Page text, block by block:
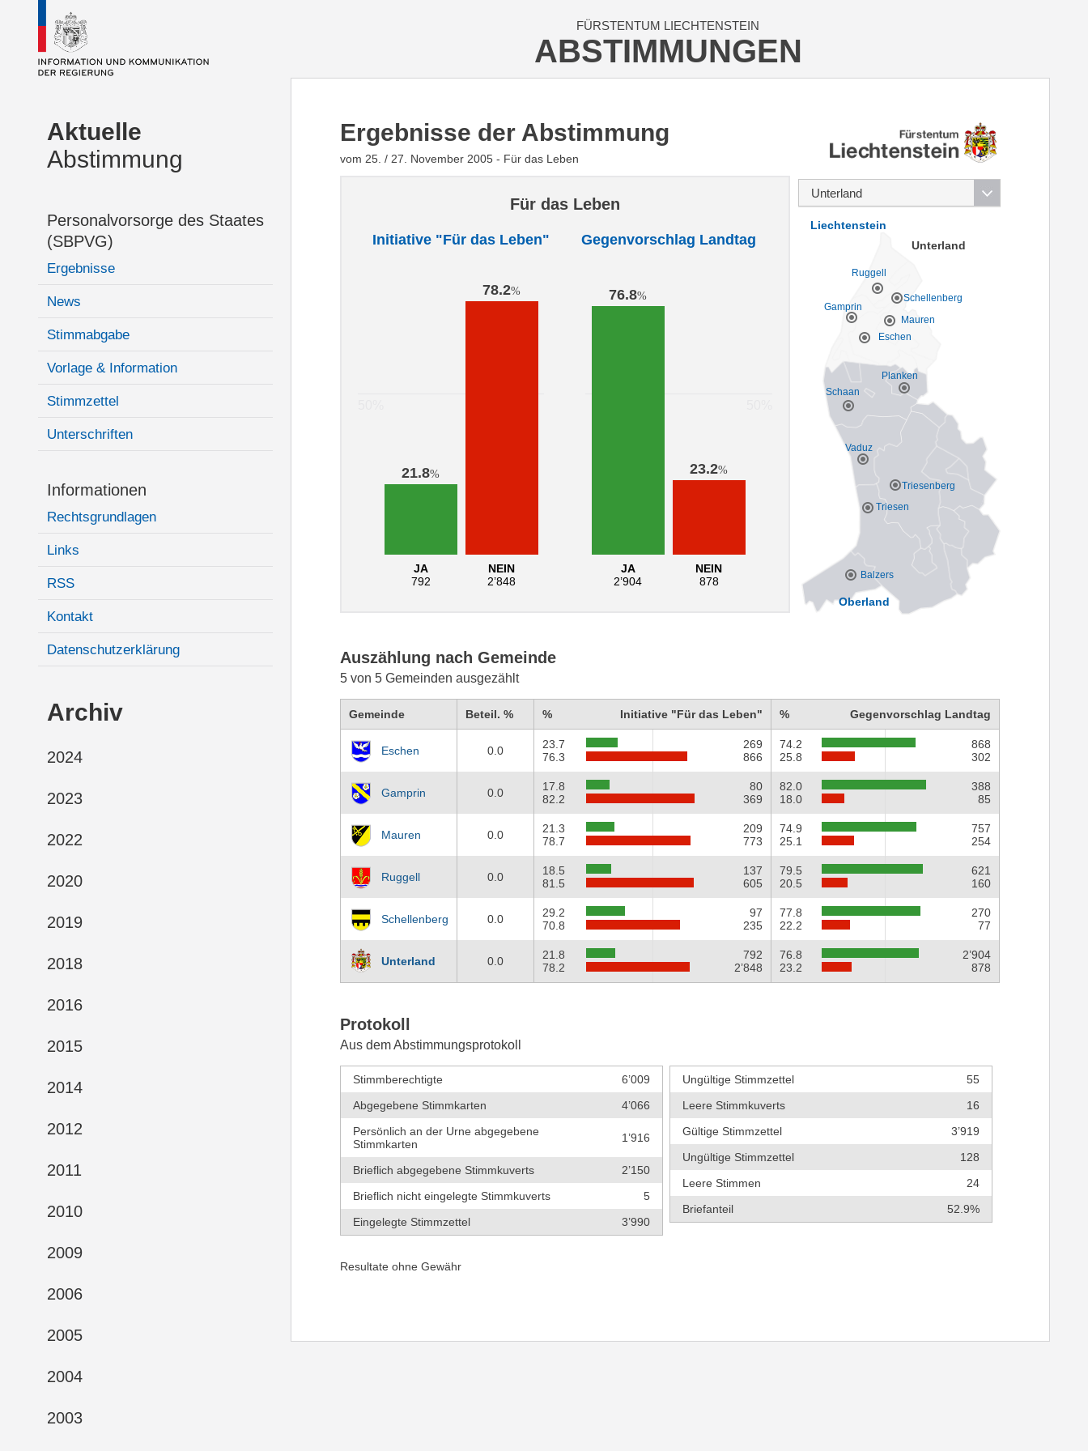
FÜRSTENTUM LIECHTENSTEIN
ABSTIMMUNGEN
Aktuelle
Abstimmung
Personalvorsorge des Staates
(SBPVG)
Ergebnisse
News
Stimmabgabe
Vorlage & Information
Stimmzettel
Unterschriften
Informationen
Rechtsgrundlagen
Links
RSS
Kontakt
Datenschutzerklärung
Archiv
2024
2023
2022
2020
2019
2018
2016
2015
2014
2012
2011
2010
2009
2006
2005
2004
2003
Vaduz
Balzers
Planken
Schaan
Triesen
Triesenberg
Eschen
Gamprin
Mauren
Ruggell
Schellenberg
Oberland
Unterland
Liechtenstein
Ergebnisse der Abstimmung
vom 25. / 27. November 2005 - Für das Leben
Für das Leben
Initiative "Für das Leben"
21.8%
JA
792
78.2%
NEIN
2’848
Gegenvorschlag Landtag
76.8%
JA
2’904
23.2%
NEIN
878
Auszählung nach Gemeinde
5 von 5 Gemeinden ausgezählt
Gemeinde Beteil. % % Initiative "Für das Leben" % Gegenvorschlag Landtag
Eschen 0.0
23.7
76.3
269
866
74.2
25.8
868
302
Gamprin 0.0
17.8
82.2
80
369
82.0
18.0
388
85
Mauren 0.0
21.3
78.7
209
773
74.9
25.1
757
254
Ruggell 0.0
18.5
81.5
137
605
79.5
20.5
621
160
Schellenberg 0.0
29.2
70.8
97
235
77.8
22.2
270
77
Unterland 0.0
21.8
78.2
792
2’848
76.8
23.2
2’904
878
Protokoll
Aus dem Abstimmungsprotokoll
Stimmberechtigte
6’009
Abgegebene Stimmkarten
4’066
Persönlich an der Urne abgegebene
Stimmkarten
1’916
Brieflich abgegebene Stimmkuverts
2’150
Brieflich nicht eingelegte Stimmkuverts
5
Eingelegte Stimmzettel
3’990
Ungültige Stimmzettel
55
Leere Stimmkuverts
16
Gültige Stimmzettel
3’919
Ungültige Stimmzettel
128
Leere Stimmen
24
Briefanteil
52.9%
Resultate ohne Gewähr